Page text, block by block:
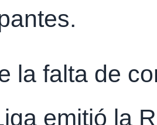
la falta de
emitió la